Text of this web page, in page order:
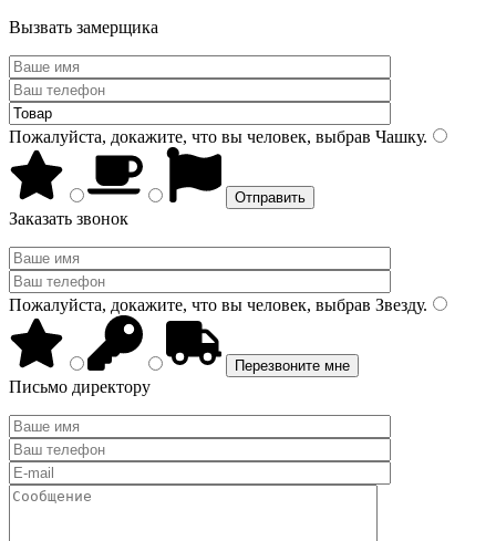
Вызвать замерщика
Пожалуйста, докажите, что вы человек, выбрав Чашку.
Заказать звонок
Пожалуйста, докажите, что вы человек, выбрав Звезду.
Письмо директору